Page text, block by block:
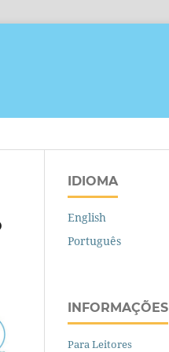
IDIOMA
English
Português
INFORMAÇÕES
Para Leitores